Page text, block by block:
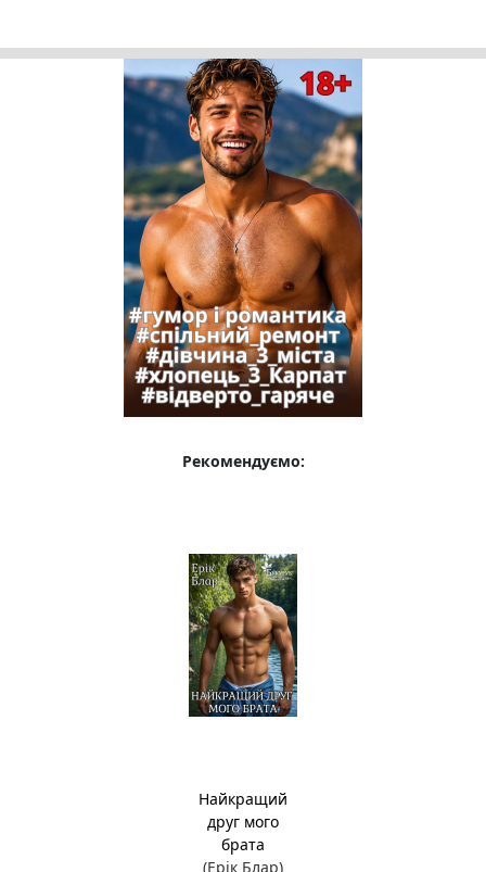
Рекомендуємо:
Найкращий
друг мого
брата
(Ерік Блар)